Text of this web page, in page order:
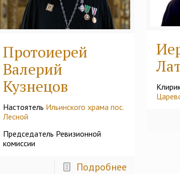
Протоиерей
Валерий
Кузнецов
Настоятель Ильинского храма пос.
Лесной
Председатель Ревизионной
комиссии
Подробнее